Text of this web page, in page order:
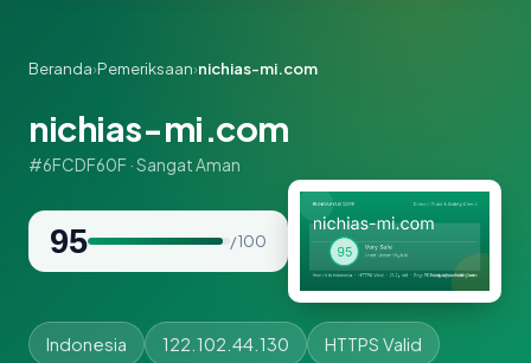
Beranda›Pemeriksaan›nichias-mi.com
nichias-mi.com
#6FCDF60F · Sangat Aman
95 / 100
Indonesia 122.102.44.130 HTTPS Valid